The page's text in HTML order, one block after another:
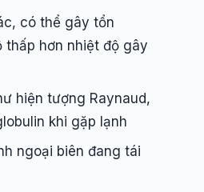
có thể gây tổn
thấp hơn nhiệt độ gây
hiện tượng Raynaud,
khi gặp lạnh
ngoại biên đang tái